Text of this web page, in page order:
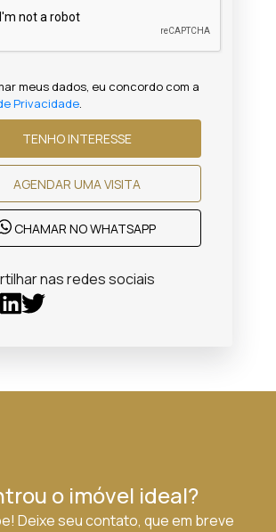
meus dados, eu concordo com a
Privacidade.
TENHO INTERESSE
AGENDAR UMA VISITA
CHAMAR NO WHATSAPP
nas redes sociais
o imóvel ideal?
Deixe seu contato, que em breve